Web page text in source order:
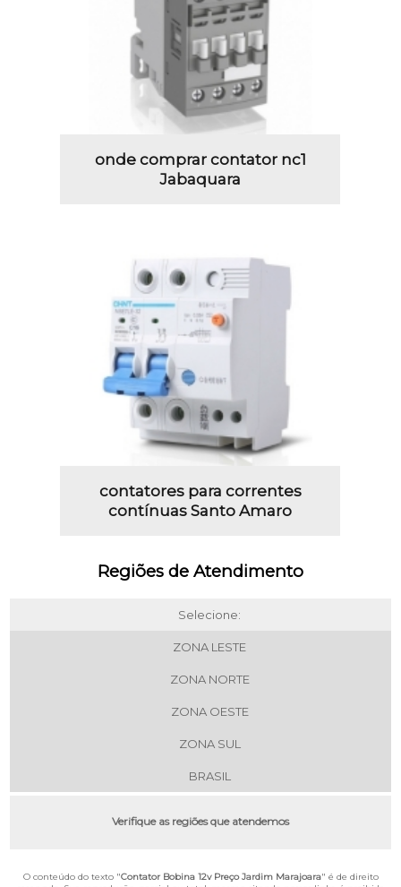
onde comprar contator nc1
Jabaquara
contatores para correntes
contínuas Santo Amaro
Regiões de Atendimento
Selecione:
ZONA LESTE
ZONA NORTE
ZONA OESTE
ZONA SUL
BRASIL
Verifique as regiões que atendemos
O conteúdo do texto "Contator Bobina 12v Preço Jardim Marajoara" é de direito